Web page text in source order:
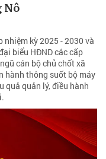
Nô
kỳ 2025 - 2030 và
biểu HĐND các cấp
cán bộ chủ chốt xã
hành thông suốt bộ máy
quả quản lý, điều hành